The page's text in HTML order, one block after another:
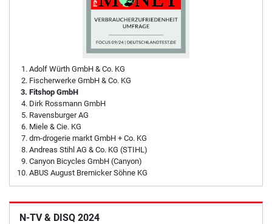
Adolf Würth GmbH & Co. KG
Fischerwerke GmbH & Co. KG
Fitshop GmbH
Dirk Rossmann GmbH
Ravensburger AG
Miele & Cie. KG
dm-drogerie markt GmbH + Co. KG
Andreas Stihl AG & Co. KG (STIHL)
Canyon Bicycles GmbH (Canyon)
ABUS August Bremicker Söhne KG
N-TV & DISQ 2024